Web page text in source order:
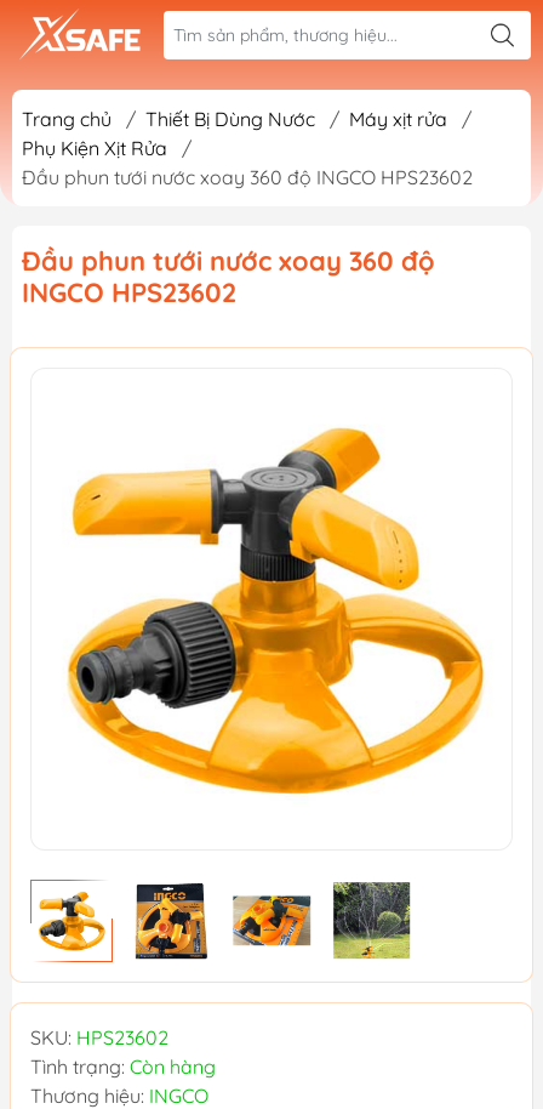
Trang chủ / Thiết Bị Dùng Nước / Máy xịt rửa
/
Phụ Kiện Xịt Rửa
/
Đầu phun tưới nước xoay 360 độ INGCO HPS23602
Đầu phun tưới nước xoay 360 độ
INGCO HPS23602
SKU: HPS23602
Tình trạng: Còn hàng
Thương hiệu: INGCO